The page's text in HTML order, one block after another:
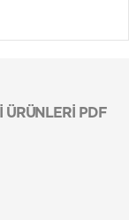
ÜRÜNLERİ PDF